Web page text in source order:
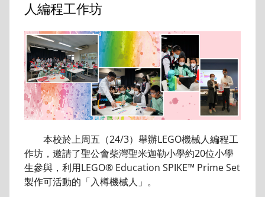
人編程工作坊
本校於上周五（24/3）舉辦LEGO機械人編程工
作坊，邀請了聖公會柴灣聖米迦勒小學約20位小學
生參與，利用LEGO® Education SPIKE™ Prime Set
製作可活動的「入樽機械人」。